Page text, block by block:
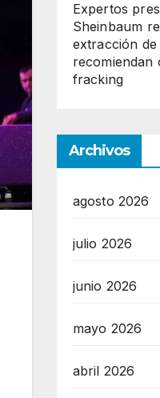
Expertos
Sheinbaum
extracción de
recomiendan
fracking
Archivos
agosto 2026
julio 2026
junio 2026
mayo 2026
abril 2026